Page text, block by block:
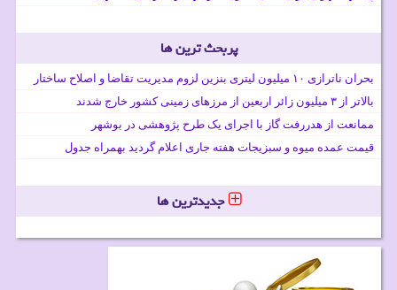
پربحث ترین ها
بحران ناترازی ۱۰ میلیون لیتری بنزین لزوم مدیریت تقاضا و اصلاح ساختار
بالاتر از ۳ میلیون زائر اربعین از مرزهای زمینی کشور خارج شدند
ممانعت از هدررفت گاز با اجرای یک طرح پژوهشی در بوشهر
قیمت عمده میوه و سبزیجات هفته جاری اعلام گردید بهمراه جدول
جدیدترین ها